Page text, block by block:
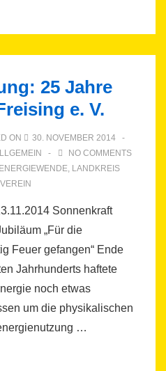
25 Jahre
e. V.
ON
30. NOVEMBER 2014
NO COMMENTS
ENERGIEWENDE, LANDKREIS
VEREIN
Sonnenkraft
„Für die
Feuer gefangen“ Ende
Jahrhunderts haftete
noch etwas
um die physikalischen
…